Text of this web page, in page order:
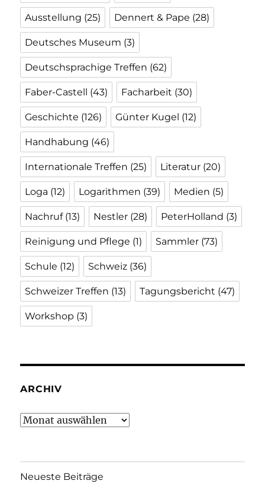
Ausstellung (25) Dennert & Pape (28)
Deutsches Museum (3)
Deutschsprachige Treffen (62)
Faber-Castell (43) Facharbeit (30)
Geschichte (126) Günter Kugel (12)
Handhabung (46)
Internationale Treffen (25) Literatur (20)
Loga (12) Logarithmen (39) Medien (5)
Nachruf(13) Nestler (28) PeterHolland (3)
Reinigung und Pflege (1) Sammler (73)
Schule (12) Schweiz (36)
Schweizer Treffen (13) Tagungsbericht (47)
Workshop (3)
ARCHIV
Archiv
Neueste Beiträge